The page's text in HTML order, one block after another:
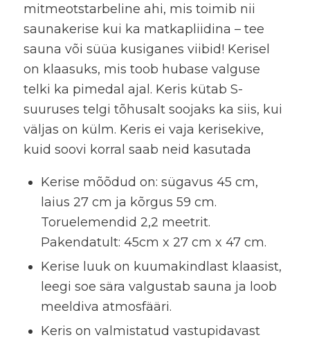
mitmeotstarbeline ahi, mis toimib nii
saunakerise kui ka matkapliidina – tee
sauna või süüa kusiganes viibid! Kerisel
on klaasuks, mis toob hubase valguse
telki ka pimedal ajal. Keris kütab S-
suuruses telgi tõhusalt soojaks ka siis, kui
väljas on külm. Keris ei vaja kerisekive,
kuid soovi korral saab neid kasutada
Kerise mõõdud on: sügavus 45 cm,
laius 27 cm ja kõrgus 59 cm.
Toruelemendid 2,2 meetrit.
Pakendatult: 45cm x 27 cm x 47 cm.
Kerise luuk on kuumakindlast klaasist,
leegi soe sära valgustab sauna ja loob
meeldiva atmosfääri.
Keris on valmistatud vastupidavast